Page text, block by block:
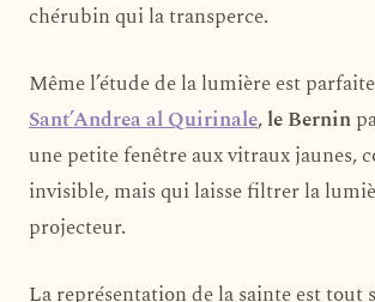
chérubin qui la transperce.
Même l’étude de la lumière est
Sant’Andrea al Quirinale,le Bernin
une petite fenêtre aux vitraux jaunes,
invisible, mais qui laisse filtrer la
projecteur.
La représentation de la sainte est tout